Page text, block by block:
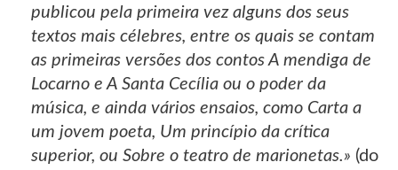
publicou pela primeira vez alguns dos seus
textos mais célebres, entre os quais se contam
as primeiras versões dos contos A mendiga de
Locarno e A Santa Cecília ou o poder da
música, e ainda vários ensaios, como Carta a
um jovem poeta, Um princípio da crítica
superior, ou Sobre o teatro de marionetas.» (do